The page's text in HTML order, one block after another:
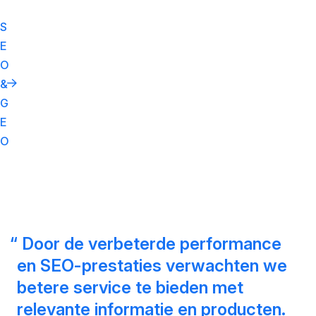
S
E
O
&
G
E
O
Door de verbeterde performance
en SEO-prestaties verwachten we
betere service te bieden met
relevante informatie en producten.